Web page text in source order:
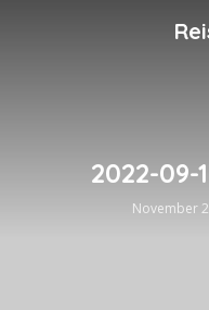
2022-09-
November